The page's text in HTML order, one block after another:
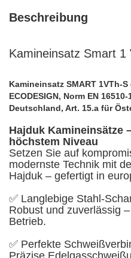
Beschreibung
Kamineinsatz Smart 1
Kamineinsatz SMART 1VTh-
ECODESIGN, Norm EN
Deutschland, Art. 15.a für
Hajduk Kamineinsätze
höchstem Niveau
Setzen Sie auf
modernste Technik mit
Hajduk – gefertigt in
✅ Langlebige Stahl-
Robust und zuverlässig
Betrieb.
✅ Perfekte
Präzise